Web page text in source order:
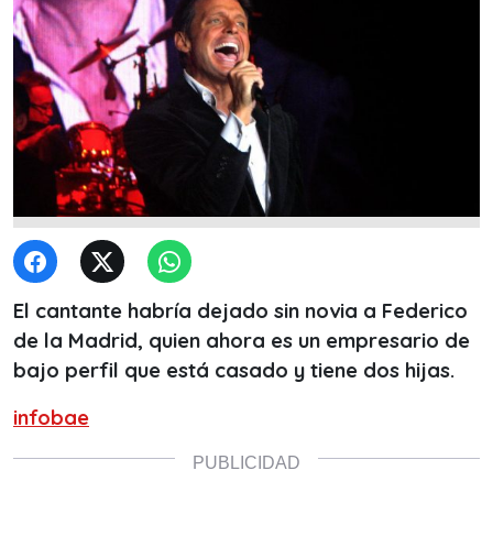
El cantante habría dejado sin novia a Federico
de la Madrid, quien ahora es un empresario de
bajo perfil que está casado y tiene dos hijas.
infobae